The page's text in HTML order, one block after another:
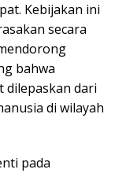
Kebijakan ini
secara
bahwa
dilepaskan dari
di wilayah
pada